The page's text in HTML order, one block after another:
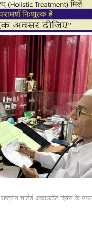
राष्ट्रीय चार्टर्ड अकाऊंटेंट दिवस के